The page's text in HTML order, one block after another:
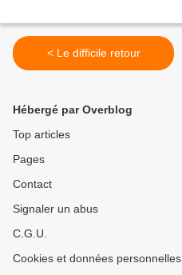
< Le difficile retour
Hébergé par Overblog
Top articles
Pages
Contact
Signaler un abus
C.G.U.
Cookies et données personnelles